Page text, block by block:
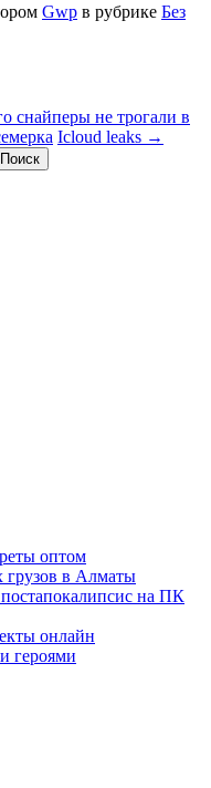
Gwp в рубрике Без
снайперы не трогали в
Icloud leaks →
оптом
грузов в Алматы
на ПК
онлайн
героями